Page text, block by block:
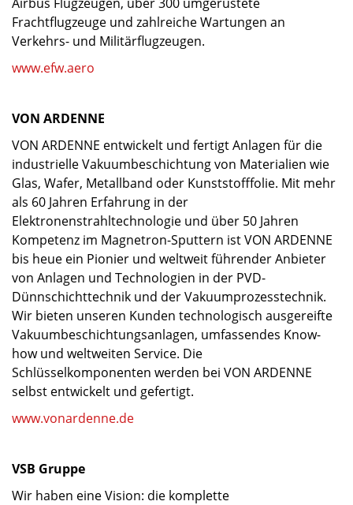
Frachtflugzeuge und zahlreiche Wartungen an
Verkehrs- und Militärflugzeugen.
www.efw.aero
VON ARDENNE
VON ARDENNE entwickelt und fertigt Anlagen für die
industrielle Vakuumbeschichtung von Materialien wie
Glas, Wafer, Metallband oder Kunststofffolie. Mit mehr
als 60 Jahren Erfahrung in der
Elektronenstrahltechnologie und über 50 Jahren
Kompetenz im Magnetron-Sputtern ist VON ARDENNE
bis heue ein Pionier und weltweit führender Anbieter
von Anlagen und Technologien in der PVD-
Dünnschichttechnik und der Vakuumprozesstechnik.
Wir bieten unseren Kunden technologisch ausgereifte
Vakuumbeschichtungsanlagen, umfassendes Know-
how und weltweiten Service. Die
Schlüsselkomponenten werden bei VON ARDENNE
selbst entwickelt und gefertigt.
www.vonardenne.de
VSB Gruppe
Wir haben eine Vision: die komplette